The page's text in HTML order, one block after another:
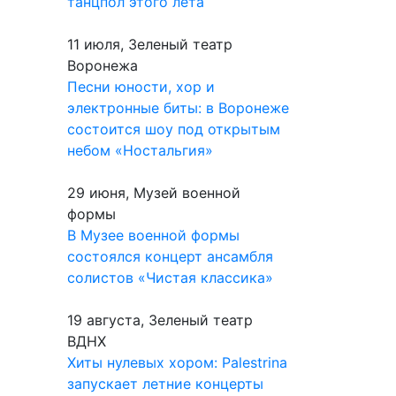
11 июля, Зеленый театр
Воронежа
Песни юности, хор и
электронные биты: в Воронеже
состоится шоу под открытым
небом «Ностальгия»
29 июня, Музей военной
формы
В Музее военной формы
состоялся концерт ансамбля
солистов «Чистая классика»
19 августа, Зеленый театр
ВДНХ
Хиты нулевых хором: Palestrina
запускает летние концерты